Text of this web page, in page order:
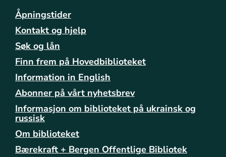
Åpningstider
Kontakt og hjelp
Søk og lån
Finn frem på Hovedbiblioteket
Information in English
Abonner på vårt nyhetsbrev
Informasjon om biblioteket på ukrainsk og
russisk
Om biblioteket
Bærekraft + Bergen Offentlige Bibliotek